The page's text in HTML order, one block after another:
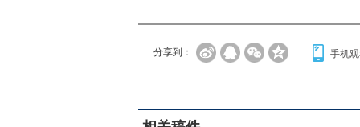
分享到： 手机